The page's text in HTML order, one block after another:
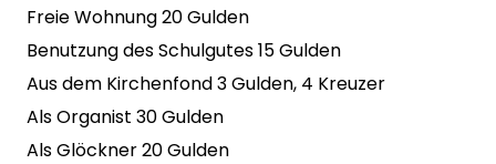
Freie Wohnung 20 Gulden
Benutzung des Schulgutes 15 Gulden
Aus dem Kirchenfond 3 Gulden, 4 Kreuzer
Als Organist 30 Gulden
Als Glöckner 20 Gulden